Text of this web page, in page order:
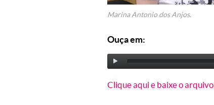
Marina Antonio dos Anjos.
Ouça em:
Clique aqui e baixe o arquivo